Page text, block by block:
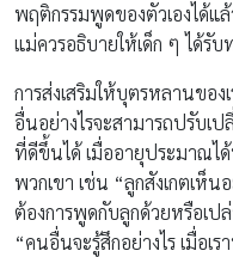
พฤติกรรมพูดของตัวเองได้
แม่ควรอธิบายให้เด็ก ๆ ได้รั
การส่งเสริมให้บุตรหลานขอ
อื่นอย่างไรจะสามารถปรับเ
ที่ดีขึ้นได้ เมื่ออายุประมาณไ
พวกเขา เช่น “ลูกสังเกตเห็
ต้องการพูดกับลูกด้วยหรือเป
“คนอื่นจะรู้สึกอย่างไร เมื่อเ